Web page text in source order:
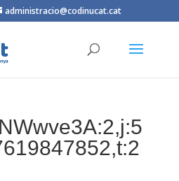
administracio@codinucat.cat